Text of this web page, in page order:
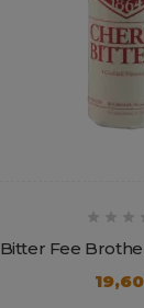
  
Bitter Fee